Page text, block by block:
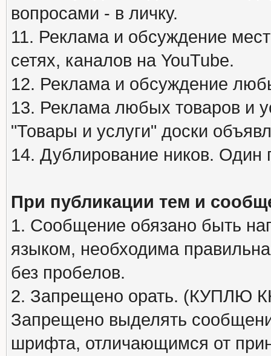
вопросами - в личку.
11. Реклама и обсуждение
сетях, каналов на YouTube.
12. Реклама и обсуждение
13. Реклама любых товаров и
"Товары и услуги" доски
14. Дублирование ников. Один
При публикации тем и
1. Сообщение обязано быть
языком, необходима
без пробелов.
2. Запрещено орать. (КУПЛЮ
Запрещено выделять
шрифта, отличающимся от